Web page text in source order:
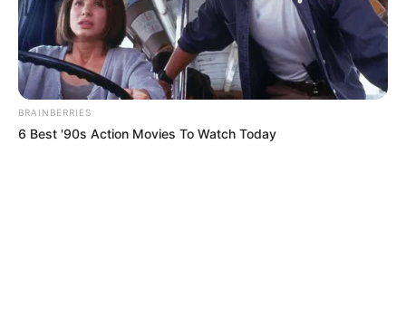
BRAINBERRIES
6 Best '90s Action Movies To Watch Today